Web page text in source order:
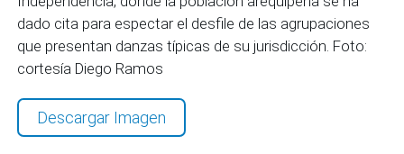
dado cita para espectar el desfile de las agrupaciones
que presentan danzas típicas de su jurisdicción. Foto:
cortesía Diego Ramos
Descargar Imagen